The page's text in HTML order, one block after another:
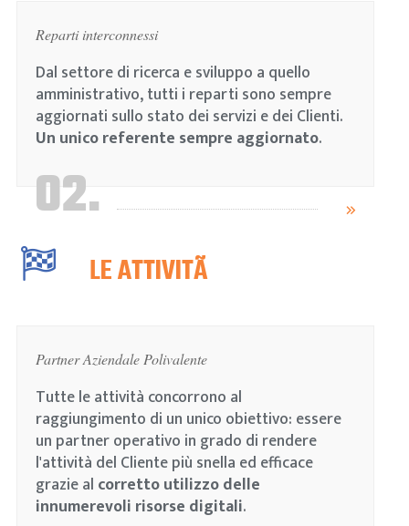
Reparti interconnessi
Dal settore di ricerca e sviluppo a quello
amministrativo, tutti i reparti sono sempre
aggiornati sullo stato dei servizi e dei Clienti.
Un unico referente sempre aggiornato.
02.
LE ATTIVITÃ
Partner Aziendale Polivalente
Tutte le attività concorrono al
raggiungimento di un unico obiettivo: essere
un partner operativo in grado di rendere
l'attività del Cliente più snella ed efficace
grazie al corretto utilizzo delle
innumerevoli risorse digitali.